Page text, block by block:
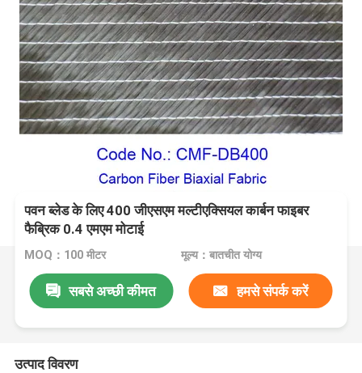
पवन ब्लेड के लिए 400 जीएसएम मल्टीएक्सियल कार्बन फाइबर
फैब्रिक 0.4 एमएम मोटाई
MOQ：100 मीटर मूल्य：बातचीत योग्य
सबसे अच्छी कीमत हमसे संपर्क करें
उत्पाद विवरण